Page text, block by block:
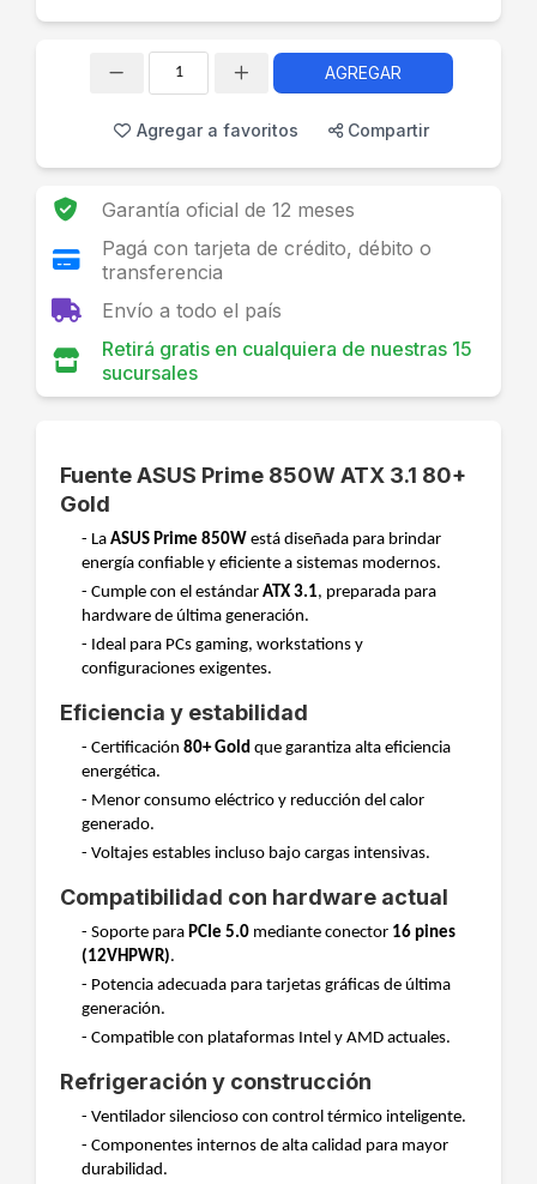
AGREGAR
Agregar a favoritos Compartir
Garantía oficial de 12 meses
Pagá con tarjeta de crédito, débito o
transferencia
Envío a todo el país
Retirá gratis en cualquiera de nuestras 15
sucursales
Fuente ASUS Prime 850W ATX 3.1 80+
Gold
- La ASUS Prime 850W está diseñada para brindar
energía confiable y eficiente a sistemas modernos.
- Cumple con el estándar ATX 3.1, preparada para
hardware de última generación.
- Ideal para PCs gaming, workstations y
configuraciones exigentes.
Eficiencia y estabilidad
- Certificación 80+ Gold que garantiza alta eficiencia
energética.
- Menor consumo eléctrico y reducción del calor
generado.
- Voltajes estables incluso bajo cargas intensivas.
Compatibilidad con hardware actual
- Soporte para PCIe 5.0 mediante conector 16 pines
(12VHPWR).
- Potencia adecuada para tarjetas gráficas de última
generación.
- Compatible con plataformas Intel y AMD actuales.
Refrigeración y construcción
- Ventilador silencioso con control térmico inteligente.
- Componentes internos de alta calidad para mayor
durabilidad.